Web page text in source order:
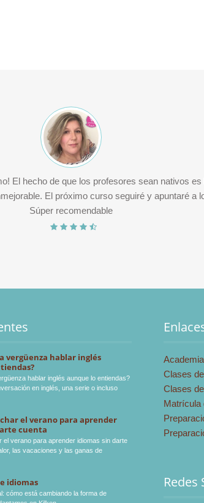
El hecho de que los profesores sean nativos es
El próximo curso seguiré y apuntaré a
Súper recomendable
vergüenza hablar inglés
hablar inglés aunque lo entiendas?
en inglés, una serie o incluso
el verano para aprender
cuenta
el verano para aprender idiomas sin darte
las vacaciones y las ganas de
idiomas
cómo está cambiando la forma de
Clases
Clases
Matrícula
Redes